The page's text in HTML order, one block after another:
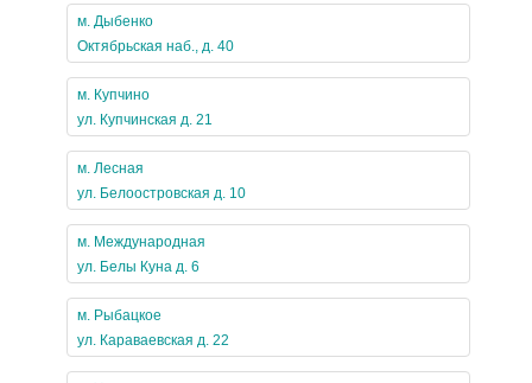
м. Дыбенко
Октябрьская наб., д. 40
м. Купчино
ул. Купчинская д. 21
м. Лесная
ул. Белоостровская д. 10
м. Международная
ул. Белы Куна д. 6
м. Рыбацкое
ул. Караваевская д. 22